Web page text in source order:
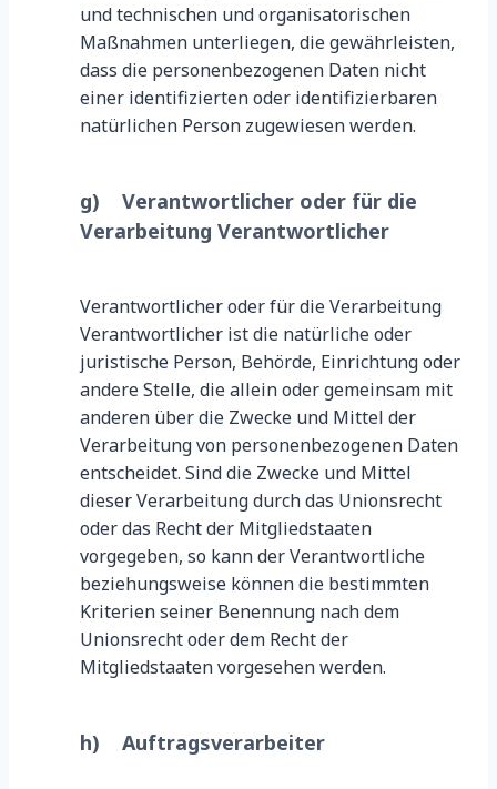
und technischen und organisatorischen
Maßnahmen unterliegen, die gewährleisten,
dass die personenbezogenen Daten nicht
einer identifizierten oder identifizierbaren
natürlichen Person zugewiesen werden.
g) Verantwortlicher oder für die
Verarbeitung Verantwortlicher
Verantwortlicher oder für die Verarbeitung
Verantwortlicher ist die natürliche oder
juristische Person, Behörde, Einrichtung oder
andere Stelle, die allein oder gemeinsam mit
anderen über die Zwecke und Mittel der
Verarbeitung von personenbezogenen Daten
entscheidet. Sind die Zwecke und Mittel
dieser Verarbeitung durch das Unionsrecht
oder das Recht der Mitgliedstaaten
vorgegeben, so kann der Verantwortliche
beziehungsweise können die bestimmten
Kriterien seiner Benennung nach dem
Unionsrecht oder dem Recht der
Mitgliedstaaten vorgesehen werden.
h) Auftragsverarbeiter